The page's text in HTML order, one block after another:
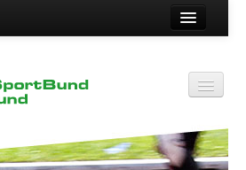
Vereinsservice